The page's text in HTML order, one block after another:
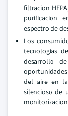
filtracion
purificacion
espectro de
Los
tecnologias
desarrollo
del aire en la
silencioso de